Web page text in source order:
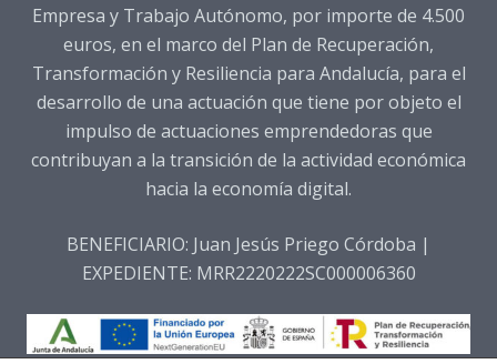
Empresa y Trabajo Autónomo, por importe de 4.500
euros, en el marco del Plan de Recuperación,
Transformación y Resiliencia para Andalucía, para el
desarrollo de una actuación que tiene por objeto el
impulso de actuaciones emprendedoras que
contribuyan a la transición de la actividad económica
hacia la economía digital.
BENEFICIARIO: Juan Jesús Priego Córdoba |
EXPEDIENTE: MRR2220222SC000006360